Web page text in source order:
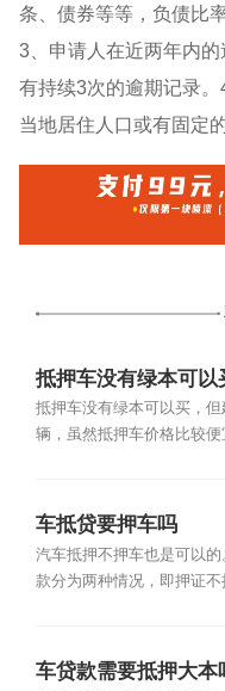
条、债券等等，负债比
3、申请人在近两年内
有持续3次的逾期记录
当地居住人口或有固定
抵押车没有绿本可以
抵押车没有绿本可以买，
辆，虽然抵押车价格比较便
车抵贷要押车吗
汽车抵押不押车也是可以
款分为两种情况，即押证不
车贷款需要抵押大本